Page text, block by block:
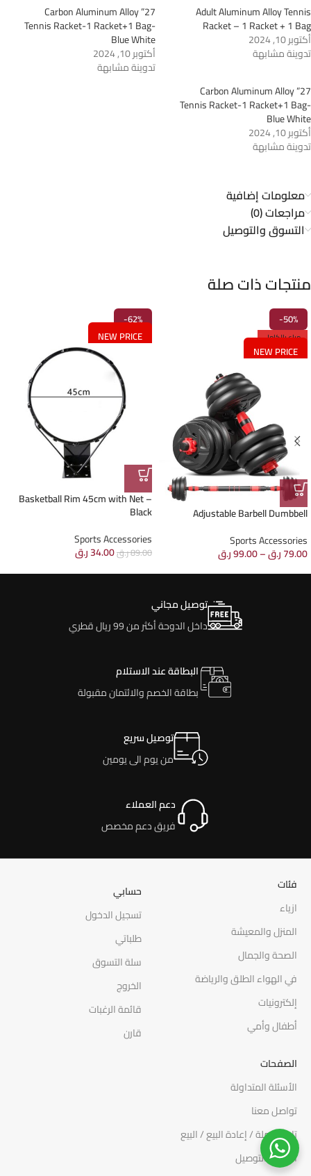
Adult Aluminum Alloy Tennis
Racket – 1 Racket + 1 Bag
أكتوبر 10, 2024
تدوينة مشابهة
27” Carbon Aluminum Alloy
Tennis Racket-1 Racket+1 Bag-
Blue White
أكتوبر 10, 2024
تدوينة مشابهة
27” Carbon Aluminum Alloy
Tennis Racket-1 Racket+1 Bag-
Blue White
أكتوبر 10, 2024
تدوينة مشابهة
معلومات إضافية
مراجعات (0)
التسوق والتوصيل
منتجات ذات صلة
-50%
مباع بالكامل
NEW PRICE
Adjustable Barbell Dumbbell
Sports Accessories
79.00ر.ق–
99.00ر.ق
-62%
NEW PRICE
Basketball Rim 45cm with Net –
Black
Sports Accessories
89.00ر.ق34.00ر.ق
توصيل مجاني
داخل الدوحة أكثر من 99 ريال قطري
البطاقة عند الاستلام
بطاقة الخصم والائتمان مقبولة
توصيل سريع
من يوم الى يومين
دعم العملاء
فريق دعم مخصص
فئات
ازياء
المنزل والمعيشة
الصحة والجمال
في الهواء الطلق والرياضة
إلكترونيات
أطفال وأمي
حسابي
تسجيل الدخول
طلباتي
سلة التسوق
الخروج
قائمة الرغبات
قارن
الصفحات
الأسئلة المتداولة
تواصل معنا
تاجر الجملة / إعادة البيع / البيع
الدفع والتوصيل